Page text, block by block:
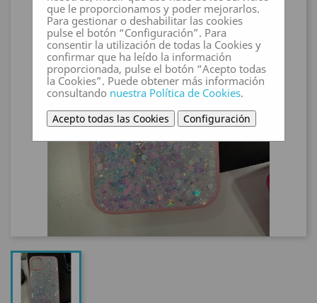
que le proporcionamos y poder mejorarlos.
Para gestionar o deshabilitar las cookies
pulse el botón “Configuración”. Para
consentir la utilización de todas la Cookies y
confirmar que ha leído la información
proporcionada, pulse el botón “Acepto todas
la Cookies”. Puede obtener más información
consultando nuestra Política de Cookies.
Acepto todas las Cookies Configuración